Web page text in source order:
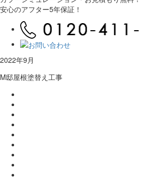
安心のアフター5年保証！
2022年9月
M邸屋根塗替え工事